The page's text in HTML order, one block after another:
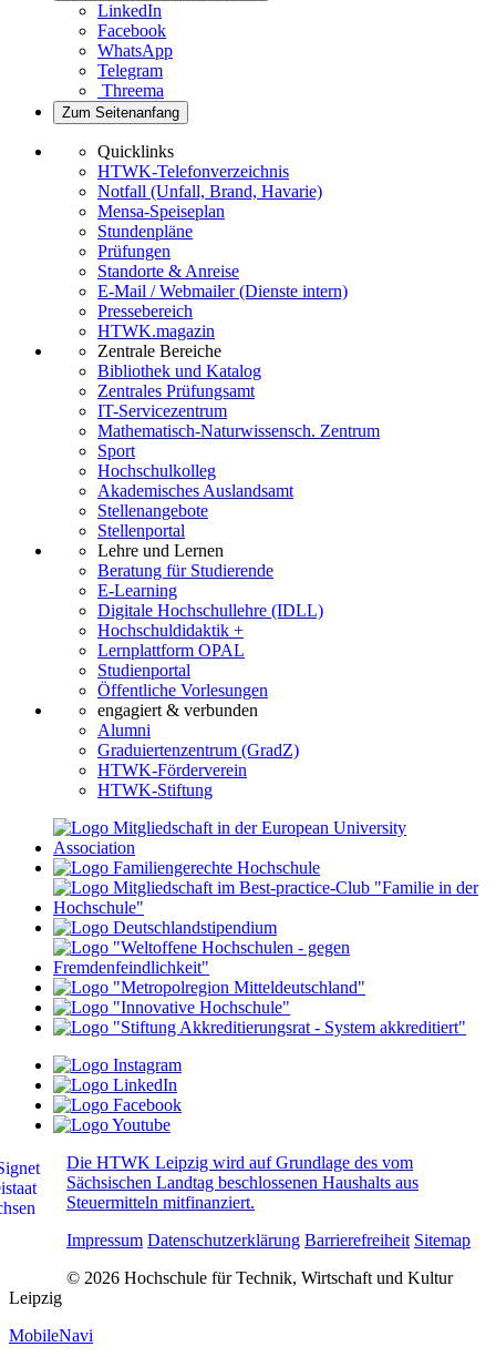
LinkedIn
Facebook
WhatsApp
Telegram
Threema
Zum Seitenanfang
Quicklinks
HTWK-Telefonverzeichnis
Notfall (Unfall, Brand, Havarie)
Mensa-Speiseplan
Stundenpläne
Prüfungen
Standorte & Anreise
E-Mail / Webmailer (Dienste intern)
Pressebereich
HTWK.magazin
Zentrale Bereiche
Bibliothek und Katalog
Zentrales Prüfungsamt
IT-Servicezentrum
Mathematisch-Naturwissensch. Zentrum
Sport
Hochschulkolleg
Akademisches Auslandsamt
Stellenangebote
Stellenportal
Lehre und Lernen
Beratung für Studierende
E-Learning
Digitale Hochschullehre (IDLL)
Hochschuldidaktik +
Lernplattform OPAL
Studienportal
Öffentliche Vorlesungen
engagiert & verbunden
Alumni
Graduiertenzentrum (GradZ)
HTWK-Förderverein
HTWK-Stiftung
Die HTWK Leipzig wird auf Grundlage des vom
Sächsischen Landtag beschlossenen Haushalts aus
Steuermitteln mitfinanziert.
Impressum Datenschutzerklärung Barrierefreiheit Sitemap
© 2026 Hochschule für Technik, Wirtschaft und Kultur
Leipzig
MobileNavi